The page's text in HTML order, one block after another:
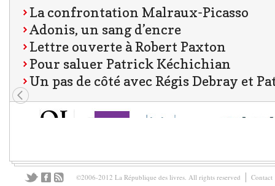
La confrontation Malraux-Picasso
Adonis, un sang d’encre
Lettre ouverte à Robert Paxton
Pour saluer Patrick Kéchichian
Un pas de côté avec Régis Debray et
©2006-2012 La République des livres. All rights reserved Contact